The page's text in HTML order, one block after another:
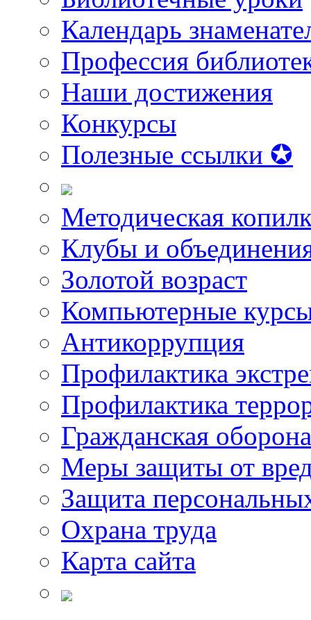
Календарь
Профессия
Наши достижения
Конкурсы
Полезные ссылки ✪
Методическая
Клубы и
Золотой возраст
Компьютерные
Антикоррупция
Профилактика
Профилактика
Гражданская оборона
Меры защиты от
Защита
Охрана труда
Карта сайта